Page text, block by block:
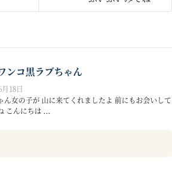
ンコ黒ラブちゃん
18日
ん女の子が 山に来てくれましたよ 前にもお会いして
こんにちは ...